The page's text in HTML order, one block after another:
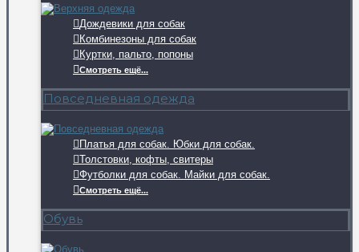
Дождевики для собак
Комбинезоны для собак
Куртки, пальто, попоны
Смотреть ещё...
Повседневная одежда
Платья для собак. Юбки для собак.
Толстовки, кофты, свитеры
Футболки для собак. Майки для собак.
Смотреть ещё...
Обувь